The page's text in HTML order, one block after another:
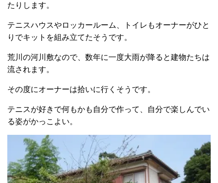
たりします。
テニスハウスやロッカールーム、トイレもオーナーがひと
りでキットを組み立てたそうです。
荒川の河川敷なので、数年に一度大雨が降ると建物たちは
流されます。
その度にオーナーは拾いに行くそうです。
テニスが好きで何もかも自分で作って、自分で楽しんでい
る姿がかっこよい。